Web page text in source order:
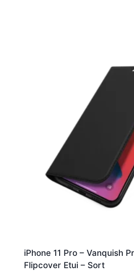
iPhone 11 Pro – Vanquish
Flipcover Etui – Sort